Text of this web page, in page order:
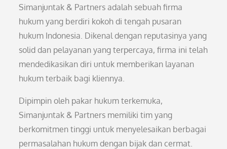
Simanjuntak & Partners adalah sebuah firma
hukum yang berdiri kokoh di tengah pusaran
hukum Indonesia. Dikenal dengan reputasinya yang
solid dan pelayanan yang terpercaya, firma ini telah
mendedikasikan diri untuk memberikan layanan
hukum terbaik bagi kliennya.
Dipimpin oleh pakar hukum terkemuka,
Simanjuntak & Partners memiliki tim yang
berkomitmen tinggi untuk menyelesaikan berbagai
permasalahan hukum dengan bijak dan cermat.